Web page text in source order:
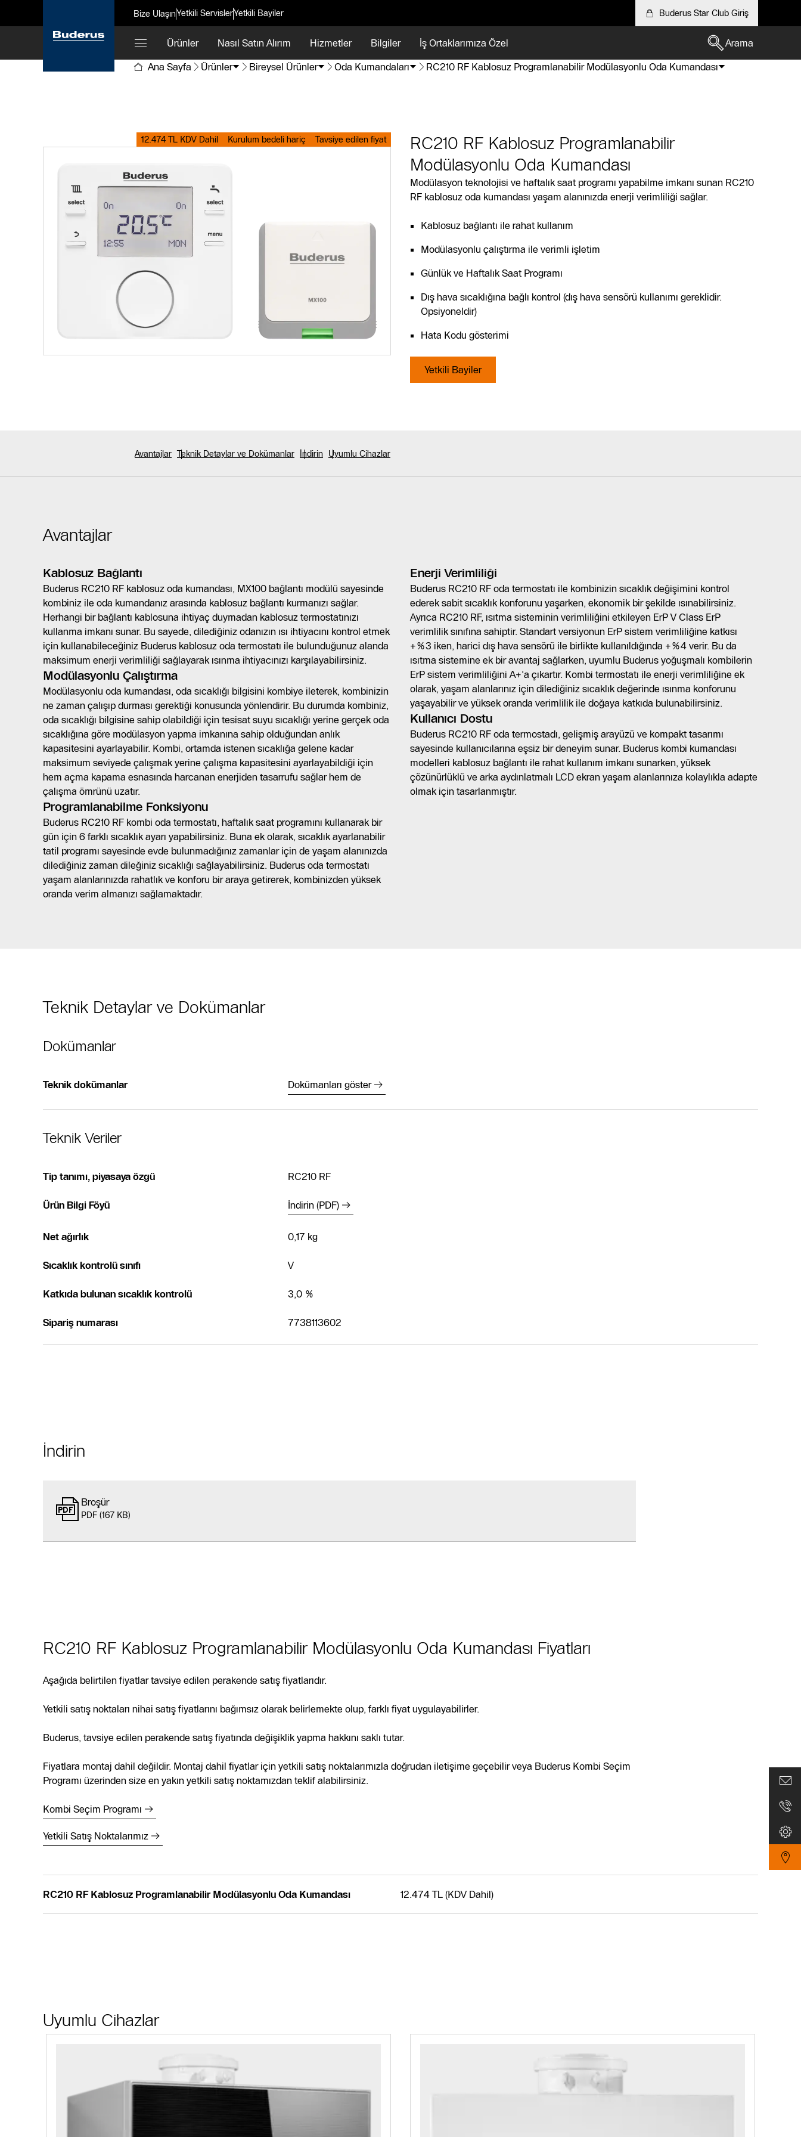
Bize UlaşınYetkili ServislerYetkili Bayiler Buderus Star Club Giriş
Ürünler Nasıl Satın Alırım Hizmetler Bilgiler İş Ortaklarımıza Özel
Arama
Ana Sayfa
Ürünler Bireysel Ürünler Oda Kumandaları RC210 RF Kablosuz Programlanabilir Modülasyonlu Oda Kumandası
12.474 TL KDV Dahil Kurulum bedeli hariç Tavsiye edilen fiyat
RC210 RF Kablosuz Programlanabilir
Modülasyonlu Oda Kumandası
Modülasyon teknolojisi ve haftalık saat programı yapabilme imkanı sunan RC210
RF kablosuz oda kumandası yaşam alanınızda enerji verimliliği sağlar.
Kablosuz bağlantı ile rahat kullanım
Modülasyonlu çalıştırma ile verimli işletim
Günlük ve Haftalık Saat Programı
Dış hava sıcaklığına bağlı kontrol (dış hava sensörü kullanımı gereklidir.
Opsiyoneldir)
Hata Kodu gösterimi
Yetkili Bayiler
Avantajlar Teknik Detaylar ve Dokümanlar İndirin Uyumlu Cihazlar
Avantajlar
Kablosuz Bağlantı
Buderus RC210 RF kablosuz oda kumandası, MX100 bağlantı modülü sayesinde
kombiniz ile oda kumandanız arasında kablosuz bağlantı kurmanızı sağlar.
Herhangi bir bağlantı kablosuna ihtiyaç duymadan kablosuz termostatınızı
kullanma imkanı sunar. Bu sayede, dilediğiniz odanızın ısı ihtiyacını kontrol etmek
için kullanabileceğiniz Buderus kablosuz oda termostatı ile bulunduğunuz alanda
maksimum enerji verimliliği sağlayarak ısınma ihtiyacınızı karşılayabilirsiniz.
Modülasyonlu Çalıştırma
Modülasyonlu oda kumandası, oda sıcaklığı bilgisini kombiye ileterek, kombinizin
ne zaman çalışıp durması gerektiği konusunda yönlendirir. Bu durumda kombiniz,
oda sıcaklığı bilgisine sahip olabildiği için tesisat suyu sıcaklığı yerine gerçek oda
sıcaklığına göre modülasyon yapma imkanına sahip olduğundan anlık
kapasitesini ayarlayabilir. Kombi, ortamda istenen sıcaklığa gelene kadar
maksimum seviyede çalışmak yerine çalışma kapasitesini ayarlayabildiği için
hem açma kapama esnasında harcanan enerjiden tasarrufu sağlar hem de
çalışma ömrünü uzatır.
Programlanabilme Fonksiyonu
Buderus RC210 RF kombi oda termostatı, haftalık saat programını kullanarak bir
gün için 6 farklı sıcaklık ayarı yapabilirsiniz. Buna ek olarak, sıcaklık ayarlanabilir
tatil programı sayesinde evde bulunmadığınız zamanlar için de yaşam alanınızda
dilediğiniz zaman dileğiniz sıcaklığı sağlayabilirsiniz. Buderus oda termostatı
yaşam alanlarınızda rahatlık ve konforu bir araya getirerek, kombinizden yüksek
oranda verim almanızı sağlamaktadır.
Enerji Verimliliği
Buderus RC210 RF oda termostatı ile kombinizin sıcaklık değişimini kontrol
ederek sabit sıcaklık konforunu yaşarken, ekonomik bir şekilde ısınabilirsiniz.
Ayrıca RC210 RF, ısıtma sisteminin verimliliğini etkileyen ErP V Class ErP
verimlilik sınıfına sahiptir. Standart versiyonun ErP sistem verimliliğine katkısı
+%3 iken, harici dış hava sensörü ile birlikte kullanıldığında +%4 verir. Bu da
ısıtma sistemine ek bir avantaj sağlarken, uyumlu Buderus yoğuşmalı kombilerin
ErP sistem verimliliğini A+'a çıkartır. Kombi termostatı ile enerji verimliliğine ek
olarak, yaşam alanlarınız için dilediğiniz sıcaklık değerinde ısınma konforunu
yaşayabilir ve yüksek oranda verimlilik ile doğaya katkıda bulunabilirsiniz.
Kullanıcı Dostu
Buderus RC210 RF oda termostadı, gelişmiş arayüzü ve kompakt tasarımı
sayesinde kullanıcılarına eşsiz bir deneyim sunar. Buderus kombi kumandası
modelleri kablosuz bağlantı ile rahat kullanım imkanı sunarken, yüksek
çözünürlüklü ve arka aydınlatmalı LCD ekran yaşam alanlarınıza kolaylıkla adapte
olmak için tasarlanmıştır.
Teknik Detaylar ve Dokümanlar
Dokümanlar
Teknik dokümanlar Dokümanları göster
Teknik Veriler
Tip tanımı, piyasaya özgü RC210 RF
Ürün Bilgi Föyü İndirin (PDF)
Net ağırlık 0,17 kg
Sıcaklık kontrolü sınıfı V
Katkıda bulunan sıcaklık kontrolü 3,0 %
‌Sipariş numarası 7738113602
İndirin
Broşür
PDF (167 KB)
RC210 RF Kablosuz Programlanabilir Modülasyonlu Oda Kumandası Fiyatları
Aşağıda belirtilen fiyatlar tavsiye edilen perakende satış fiyatlarıdır.
Yetkili satış noktaları nihai satış fiyatlarını bağımsız olarak belirlemekte olup, farklı fiyat uygulayabilirler.
Buderus, tavsiye edilen perakende satış fiyatında değişiklik yapma hakkını saklı tutar.
Fiyatlara montaj dahil değildir. Montaj dahil fiyatlar için yetkili satış noktalarımızla doğrudan iletişime geçebilir veya Buderus Kombi Seçim
Programı üzerinden size en yakın yetkili satış noktamızdan teklif alabilirsiniz.
Kombi Seçim Programı
Yetkili Satış Noktalarımız
RC210 RF Kablosuz Programlanabilir Modülasyonlu Oda Kumandası 12.474 TL (KDV Dahil)
Uyumlu Cihazlar